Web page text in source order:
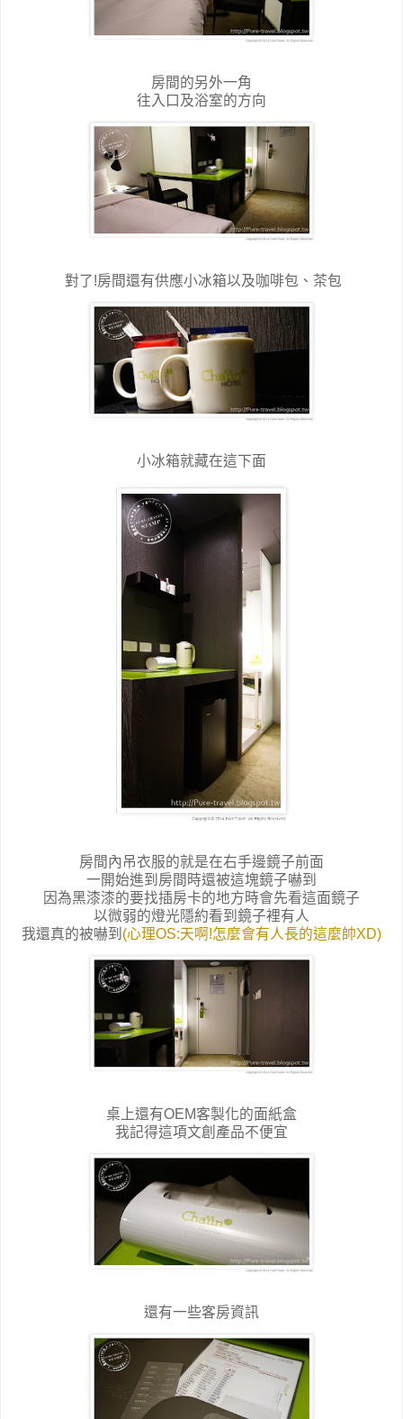
房間的另外一角
往入口及浴室的方向
對了!房間還有供應小冰箱以及咖啡包、茶包
小冰箱就藏在這下面
房間內吊衣服的就是在右手邊鏡子前面
一開始進到房間時還被這塊鏡子嚇到
因為黑漆漆的要找插房卡的地方時會先看這面鏡子
以微弱的燈光隱約看到鏡子裡有人
我還真的被嚇到 (心理OS:天啊!怎麼會有人長的這麼帥XD)
桌上還有OEM客製化的面紙盒
我記得這項文創產品不便宜
還有一些客房資訊